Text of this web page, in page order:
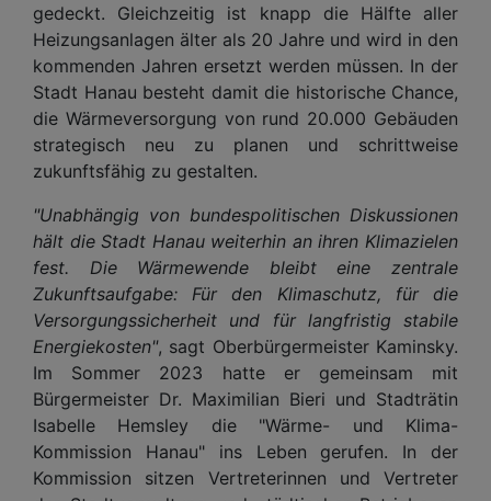
gedeckt. Gleichzeitig ist knapp die Hälfte aller
Heizungsanlagen älter als 20 Jahre und wird in den
kommenden Jahren ersetzt werden müssen. In der
Stadt Hanau besteht damit die historische Chance,
die Wärmeversorgung von rund 20.000 Gebäuden
strategisch neu zu planen und schrittweise
zukunftsfähig zu gestalten.
"Unabhängig von bundespolitischen Diskussionen
hält die Stadt Hanau weiterhin an ihren Klimazielen
fest. Die Wärmewende bleibt eine zentrale
Zukunftsaufgabe: Für den Klimaschutz, für die
Versorgungssicherheit und für langfristig stabile
Energiekosten", sagt Oberbürgermeister Kaminsky.
Im Sommer 2023 hatte er gemeinsam mit
Bürgermeister Dr. Maximilian Bieri und Stadträtin
Isabelle Hemsley die "Wärme- und Klima-
Kommission Hanau" ins Leben gerufen. In der
Kommission sitzen Vertreterinnen und Vertreter